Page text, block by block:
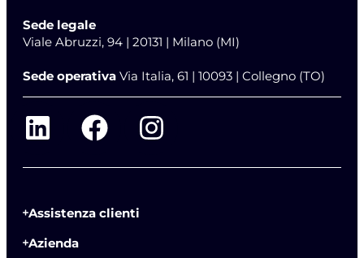
Sede legale
Viale Abruzzi, 94 | 20131 | Milano (MI)
Sede operativa Via Italia, 61 | 10093 | Collegno (TO)
Assistenza clienti
Azienda